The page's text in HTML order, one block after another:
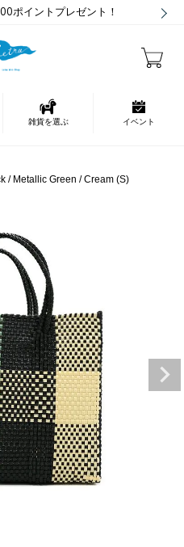
ポイントプレゼント！
雑貨を選ぶ イベント
/ Metallic Green / Cream (S)